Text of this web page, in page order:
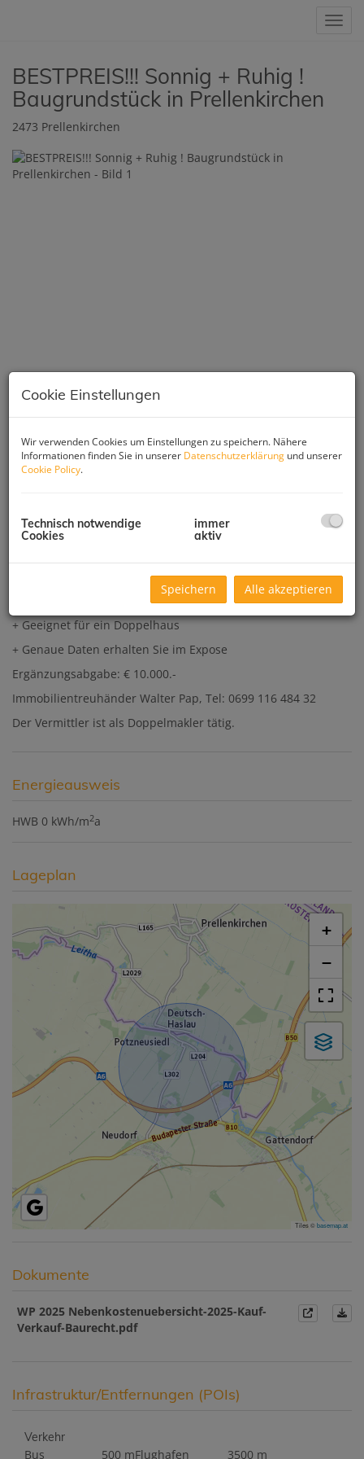
BESTPREIS!!! Sonnig + Ruhig !
Baugrundstück in Prellenkirchen
2473 Prellenkirchen
Zum Verkauf kommt ein schönes Baugrundstück in
+ Geeignet für ein Doppelhaus
+ Genaue Daten erhalten Sie im Expose
Ergänzungsabgabe: € 10.000.-
Immobilientreuhänder Walter Pap, Tel: 0699 116 484 32
Der Vermittler ist als Doppelmakler tätig.
Energieausweis
HWB 0 kWh/m2a
Lageplan
+
−
Tiles ©basemap.at
Dokumente
WP 2025 Nebenkostenuebersicht-2025-Kauf-
Verkauf-Baurecht.pdf
Infrastruktur/Entfernungen (POIs)
Verkehr
Bus 500 mFlughafen 3500 m
Cookie Einstellungen
Wir verwenden Cookies um Einstellungen zu speichern. Nähere
Informationen finden Sie in unserer Datenschutzerklärung und unserer
Cookie Policy.
Technisch notwendige
Cookies
immer
aktiv
Speichern Alle akzeptieren